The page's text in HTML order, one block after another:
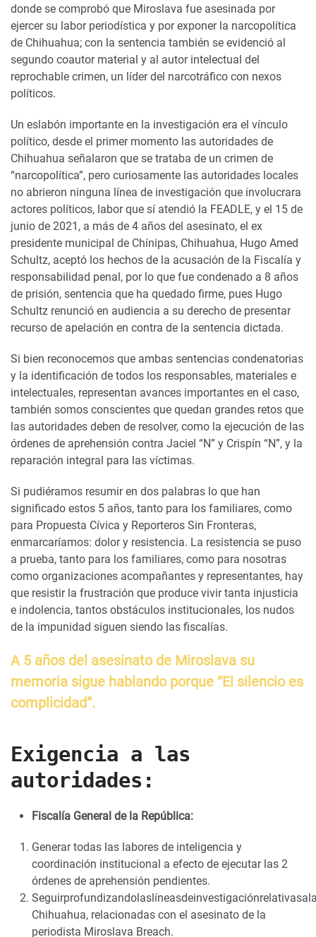
donde se comprobó que Miroslava fue asesinada por
ejercer su labor periodística y por exponer la narcopolítica
de Chihuahua; con la sentencia también se evidenció al
segundo coautor material y al autor intelectual del
reprochable crimen, un líder del narcotráfico con nexos
políticos.
Un eslabón importante en la investigación era el vínculo
político, desde el primer momento las autoridades de
Chihuahua señalaron que se trataba de un crimen de
“narcopolítica”, pero curiosamente las autoridades locales
no abrieron ninguna línea de investigación que involucrara
actores políticos, labor que sí atendió la FEADLE, y el 15 de
junio de 2021, a más de 4 años del asesinato, el ex
presidente municipal de Chínipas, Chihuahua, Hugo Amed
Schultz, aceptó los hechos de la acusación de la Fiscalía y
responsabilidad penal, por lo que fue condenado a 8 años
de prisión, sentencia que ha quedado firme, pues Hugo
Schultz renunció en audiencia a su derecho de presentar
recurso de apelación en contra de la sentencia dictada.
Si bien reconocemos que ambas sentencias condenatorias
y la identificación de todos los responsables, materiales e
intelectuales, representan avances importantes en el caso,
también somos conscientes que quedan grandes retos que
las autoridades deben de resolver, como la ejecución de las
órdenes de aprehensión contra Jaciel “N” y Crispín “N”, y la
reparación integral para las víctimas.
Si pudiéramos resumir en dos palabras lo que han
significado estos 5 años, tanto para los familiares, como
para Propuesta Cívica y Reporteros Sin Fronteras,
enmarcaríamos: dolor y resistencia. La resistencia se puso
a prueba, tanto para los familiares, como para nosotras
como organizaciones acompañantes y representantes, hay
que resistir la frustración que produce vivir tanta injusticia
e indolencia, tantos obstáculos institucionales, los nudos
de la impunidad siguen siendo las fiscalías.
A 5 años del asesinato de Miroslava su
memoria sigue hablando porque “El silencio es
complicidad”.
Exigencia a las
autoridades:
Fiscalía General de la República:
Generar todas las labores de inteligencia y
coordinación institucional a efecto de ejecutar las 2
órdenes de aprehensión pendientes.
Chihuahua, relacionadas con el asesinato de la
periodista Miroslava Breach.